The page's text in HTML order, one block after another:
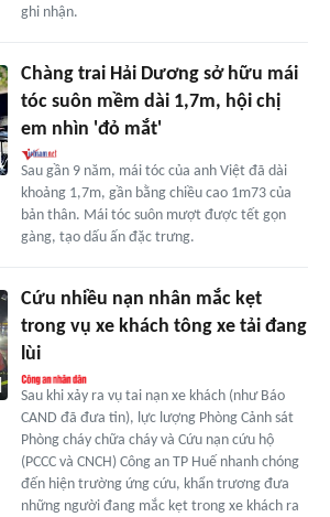
ghi nhận.
Chàng trai Hải Dương sở hữu mái
tóc suôn mềm dài 1,7m, hội chị
em nhìn 'đỏ mắt'
Sau gần 9 năm, mái tóc của anh Việt đã dài
khoảng 1,7m, gần bằng chiều cao 1m73 của
bản thân. Mái tóc suôn mượt được tết gọn
gàng, tạo dấu ấn đặc trưng.
Cứu nhiều nạn nhân mắc kẹt
trong vụ xe khách tông xe tải đang
lùi
Sau khi xảy ra vụ tai nạn xe khách (như Báo
CAND đã đưa tin), lực lượng Phòng Cảnh sát
Phòng cháy chữa cháy và Cứu nạn cứu hộ
(PCCC và CNCH) Công an TP Huế nhanh chóng
đến hiện trường ứng cứu, khẩn trương đưa
những người đang mắc kẹt trong xe khách ra